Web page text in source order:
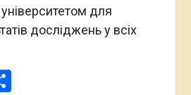
для
досліджень у всіх
Поділитися